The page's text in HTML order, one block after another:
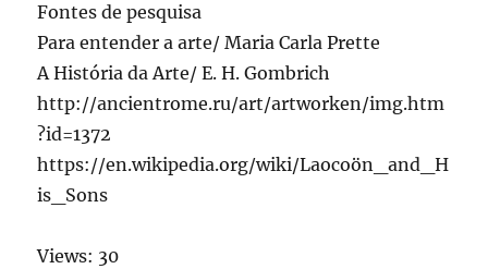
Fontes de pesquisa
Para entender a arte/ Maria Carla Prette
A História da Arte/ E. H. Gombrich
http://ancientrome.ru/art/artworken/img.htm
?id=1372
https://en.wikipedia.org/wiki/Laocoön_and_H
is_Sons
Views: 30